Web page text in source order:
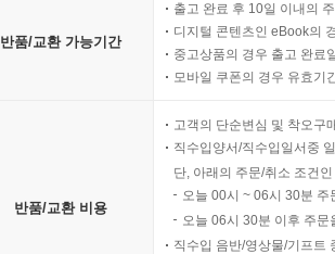
반품/교환 가능기간
출고 완료 후 10일 이내의
디지털 콘텐츠인 eBook의
중고상품의 경우 출고 완료
모바일 쿠폰의 경우 유효기
반품/교환 비용
고객의 단순변심 및 착오구
직수입양서/직수입일서중
단, 아래의 주문/취소 조건
오늘 00시 ~ 06시 30분
오늘 06시 30분 이후 주
직수입 음반/영상물/기프트